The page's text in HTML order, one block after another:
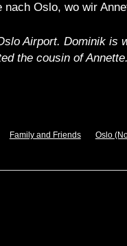
nach Oslo, wo wir
Airport. Dominik
the cousin of Annette.
Family and Friends Oslo